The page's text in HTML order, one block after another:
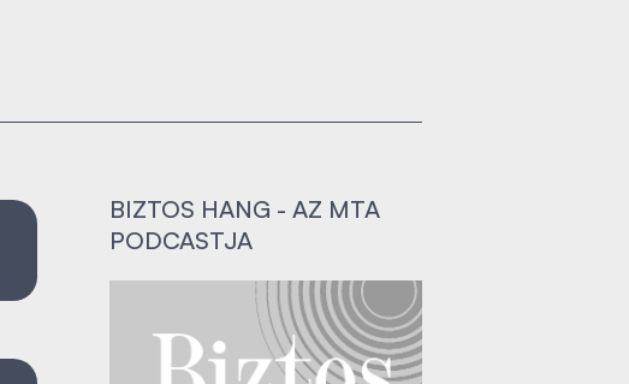
BIZTOS HANG - AZ MTA
PODCASTJA